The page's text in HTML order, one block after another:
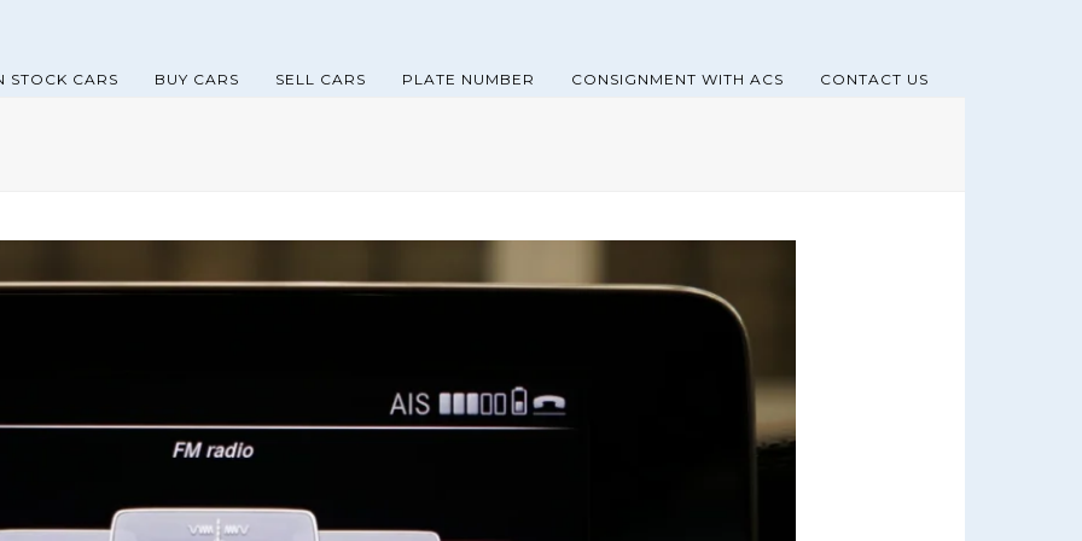
STOCK CARS BUY CARS SELL CARS PLATE NUMBER CONSIGNMENT WITH ACS CONTACT US